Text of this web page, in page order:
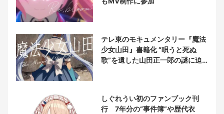
テレ東のモキュメンタリー『魔法
少女山田』書籍化 “唄うと死ぬ
歌”を遺した山田正一郎の謎に迫
しぐれうい初のファンブック刊
行 7年分の“事件簿”や歴代衣